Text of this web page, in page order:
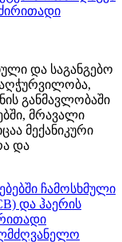
და საგანგებო
განმავლობაში
მრავალი
მექანიკური
და